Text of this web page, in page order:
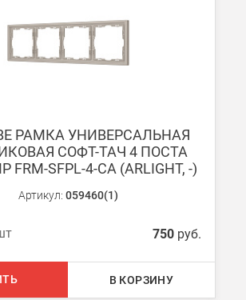
РАМКА УНИВЕРСАЛЬНАЯ
СОФТ-ТАЧ 4 ПОСТА
SFPL-4-CA (ARLIGHT, -)
Артикул: 059460(1)
750 руб.
В КОРЗИНУ